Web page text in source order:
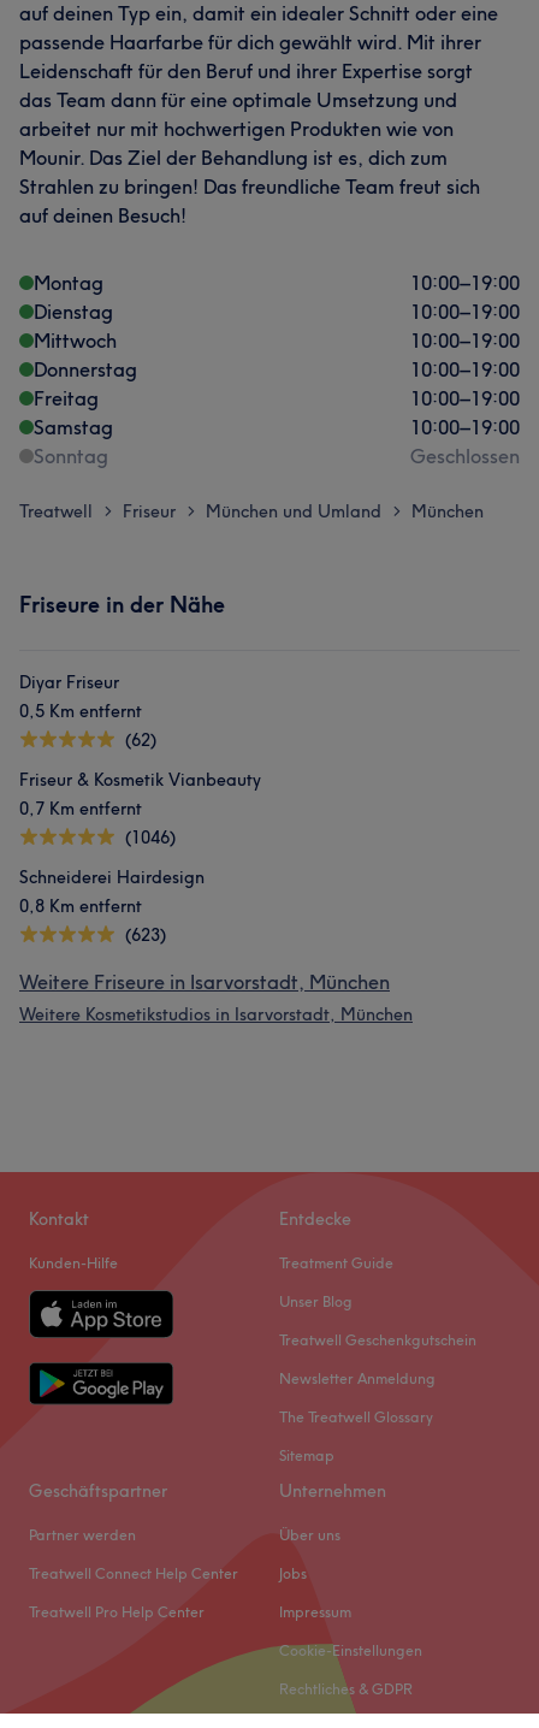
auf deinen Typ ein, damit ein idealer Schnitt oder eine
passende Haarfarbe für dich gewählt wird. Mit ihrer
Leidenschaft für den Beruf und ihrer Expertise sorgt
das Team dann für eine optimale Umsetzung und
arbeitet nur mit hochwertigen Produkten wie von
Mounir. Das Ziel der Behandlung ist es, dich zum
Strahlen zu bringen! Das freundliche Team freut sich
auf deinen Besuch!
Montag 10:00–19:00
Dienstag
10:00–19:00
Mittwoch
10:00–19:00
Donnerstag
10:00–19:00
Freitag
10:00–19:00
Samstag
10:00–19:00
Sonntag
Geschlossen
Treatwell > Friseur > München und Umland > München
Friseure in der Nähe
Diyar Friseur
0,5 Km entfernt
(62)
Friseur & Kosmetik Vianbeauty
0,7 Km entfernt
(1046)
Schneiderei Hairdesign
0,8 Km entfernt
(623)
Weitere Friseure in Isarvorstadt, München
Weitere Kosmetikstudios in Isarvorstadt, München
Kontakt
Kunden-Hilfe
Entdecke
Treatment Guide
Unser Blog
Treatwell Geschenkgutschein
Newsletter Anmeldung
The Treatwell Glossary
Sitemap
Geschäftspartner
Partner werden
Treatwell Connect Help Center
Treatwell Pro Help Center
Unternehmen
Über uns
Jobs
Impressum
Cookie-Einstellungen
Rechtliches & GDPR